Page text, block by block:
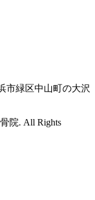
市緑区中山町の大沢
院. All Rights